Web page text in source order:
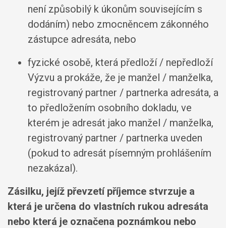
není způsobilý k úkonům souvisejícím s
dodáním) nebo zmocněncem zákonného
zástupce adresáta, nebo
fyzické osobě, která předloží / nepředloží
Výzvu a prokáže, že je manžel / manželka,
registrovaný partner / partnerka adresáta, a
to předložením osobního dokladu, ve
kterém je adresát jako manžel / manželka,
registrovaný partner / partnerka uveden
(pokud to adresát písemným prohlášením
nezakázal).
Zásilku, jejíž převzetí příjemce stvrzuje a
která je určena do vlastních rukou adresáta
nebo která je označena poznámkou nebo